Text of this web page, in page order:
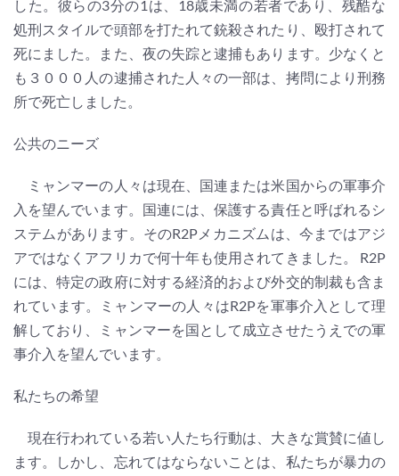
した。彼らの3分の1は、18歳未満の若者であり、残酷な
処刑スタイルで頭部を打たれて銃殺されたり、殴打されて
死にました。また、夜の失踪と逮捕もあります。少なくと
も３０００人の逮捕された人々の一部は、拷問により刑務
所で死亡しました。
公共のニーズ
ミャンマーの人々は現在、国連または米国からの軍事介
入を望んでいます。国連には、保護する責任と呼ばれるシ
ステムがあります。そのR2Pメカニズムは、今まではアジ
アではなくアフリカで何十年も使用されてきました。 R2P
には、特定の政府に対する経済的および外交的制裁も含ま
れています。ミャンマーの人々はR2Pを軍事介入として理
解しており、ミャンマーを国として成立させたうえでの軍
事介入を望んでいます。
私たちの希望
現在行われている若い人たち行動は、大きな賞賛に値し
ます。しかし、忘れてはならないことは、私たちが暴力の